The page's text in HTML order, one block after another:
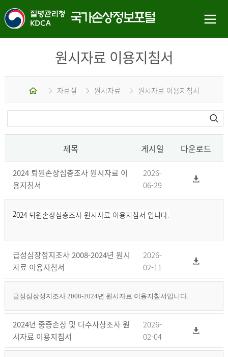
원시자료 이용지침서
홈 자료실 원시자료 원시자료 이용지침서
제목 게시일 다운로드
2024 퇴원손상심층조사 원시자료 이
용지침서
2026-
06-29
2024 퇴원손상심층조사 원시자료 이용지침서 입니다.
급성심장정지조사 2008-2024년 원시
자료 이용지침서
2026-
02-11
급성심장정지조사 2008-2024년 원시자료 이용지침서입니다.
2024년 중증손상 및 다수사상조사 원
시자료 이용지침서
2026-
02-04